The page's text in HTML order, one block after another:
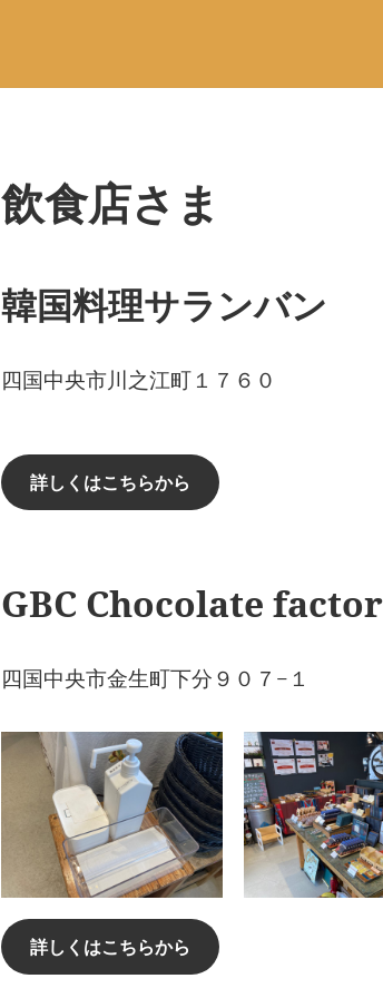
飲食店さま
韓国料理サランバン
四国中央市川之江町１７６０
詳しくはこちらから
GBC Chocolate
四国中央市金生町下分９０７−１
詳しくはこちらから